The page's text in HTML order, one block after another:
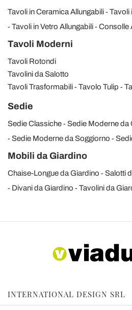
Tavoli in Ceramica Allungabili
Tavoli
Tavoli in Vetro Allungabili
Consolle
Tavoli Moderni
Tavoli Rotondi
Tavolini da Salotto
Tavoli Trasformabili
Tavolo Tulip
Sedie
Sedie Classiche
Sedie Moderne da
Sedie Moderne da Soggiorno
Mobili da Giardino
Chaise-Longue da Giardino
Salotti
Divani da Giardino
Tavolini da
INTERNATIONAL DESIGN SRL